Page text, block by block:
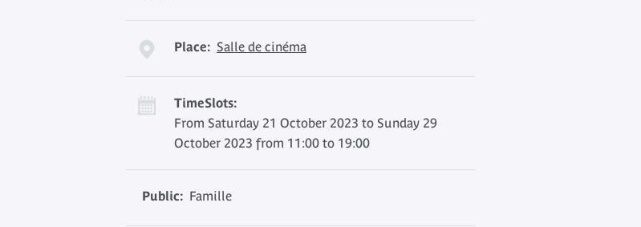
Place: Salle de cinéma
TimeSlots:
From Saturday 21 October 2023 to Sunday 29
October 2023 from 11:00 to 19:00
Public: Famille